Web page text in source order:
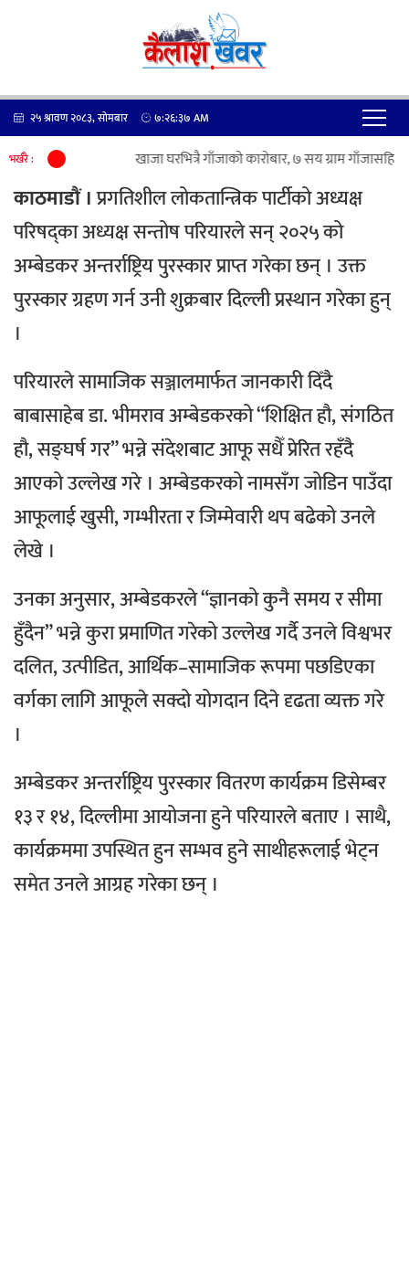
२५ श्रावण २०८३, सोमबार ७:२६:३८ AM
भर्खरै : गौरमा खाजा घरभित्रै गाँजाको कारोबार, ७ सय ग्राम गाँजासहित
काठमाडाैं ।प्रगतिशील लोकतान्त्रिक पार्टीको अध्यक्ष
परिषद्का अध्यक्ष सन्तोष परियारले सन् २०२५ को
अम्बेडकर अन्तर्राष्ट्रिय पुरस्कार प्राप्त गरेका छन् । उक्त
पुरस्कार ग्रहण गर्न उनी शुक्रबार दिल्ली प्रस्थान गरेका हुन्
।
परियारले सामाजिक सञ्जालमार्फत जानकारी दिँदै
बाबासाहेब डा. भीमराव अम्बेडकरको “शिक्षित हौ, संगठित
हौ, सङ्घर्ष गर” भन्ने संदेशबाट आफू सधैँ प्रेरित रहँदै
आएको उल्लेख गरे । अम्बेडकरको नामसँग जोडिन पाउँदा
आफूलाई खुसी, गम्भीरता र जिम्मेवारी थप बढेको उनले
लेखे ।
उनका अनुसार, अम्बेडकरले “ज्ञानको कुनै समय र सीमा
हुँदैन” भन्ने कुरा प्रमाणित गरेको उल्लेख गर्दै उनले विश्वभर
दलित, उत्पीडित, आर्थिक–सामाजिक रूपमा पछडिएका
वर्गका लागि आफूले सक्दो योगदान दिने दृढता व्यक्त गरे
।
अम्बेडकर अन्तर्राष्ट्रिय पुरस्कार वितरण कार्यक्रम डिसेम्बर
१३ र १४, दिल्लीमा आयोजना हुने परियारले बताए । साथै,
कार्यक्रममा उपस्थित हुन सम्भव हुने साथीहरूलाई भेट्न
समेत उनले आग्रह गरेका छन् ।